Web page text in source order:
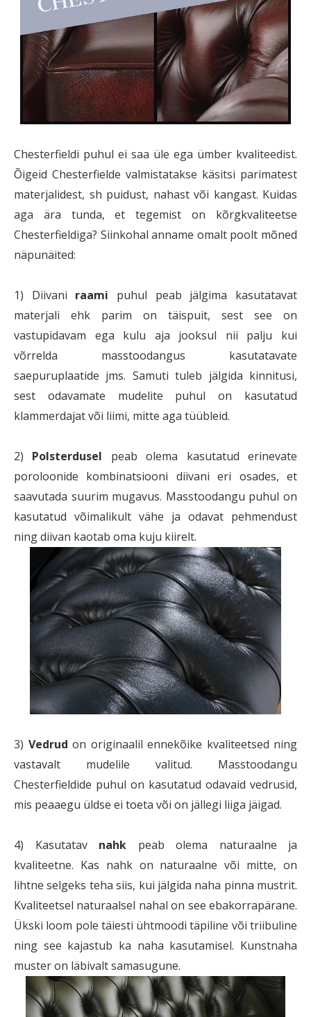
Chesterfieldi puhul ei saa üle ega ümber kvaliteedist.
Õigeid Chesterfielde valmistatakse käsitsi parimatest
materjalidest, sh puidust, nahast või kangast. Kuidas
aga ära tunda, et tegemist on kõrgkvaliteetse
Chesterfieldiga? Siinkohal anname omalt poolt mõned
näpunäited:
1) Diivani raami puhul peab jälgima kasutatavat
materjali ehk parim on täispuit, sest see on
vastupidavam ega kulu aja jooksul nii palju kui
võrrelda masstoodangus kasutatavate
saepuruplaatide jms. Samuti tuleb jälgida kinnitusi,
sest odavamate mudelite puhul on kasutatud
klammerdajat või liimi, mitte aga tüübleid.
2) Polsterdusel peab olema kasutatud erinevate
poroloonide kombinatsiooni diivani eri osades, et
saavutada suurim mugavus. Masstoodangu puhul on
kasutatud võimalikult vähe ja odavat pehmendust
ning diivan kaotab oma kuju kiirelt.
3) Vedrud on originaalil ennekõike kvaliteetsed ning
vastavalt mudelile valitud. Masstoodangu
Chesterfieldide puhul on kasutatud odavaid vedrusid,
mis peaaegu üldse ei toeta või on jällegi liiga jäigad.
4) Kasutatav nahk peab olema naturaalne ja
kvaliteetne. Kas nahk on naturaalne või mitte, on
lihtne selgeks teha siis, kui jälgida naha pinna mustrit.
Kvaliteetsel naturaalsel nahal on see ebakorrapärane.
Ükski loom pole täiesti ühtmoodi täpiline või triibuline
ning see kajastub ka naha kasutamisel. Kunstnaha
muster on läbivalt samasugune.